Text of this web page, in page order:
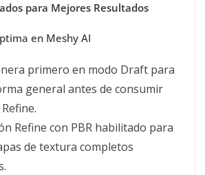
para Mejores Resultados
en Meshy AI
primero en modo Draft para
general antes de consumir
Refine con PBR habilitado para
de textura completos